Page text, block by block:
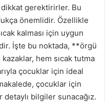
gerektirirler. Bu
önemlidir. Özellikle
kalması için uygun
İşte bu noktada, **örgü
hem sıcak tutma
çocuklar için ideal
çocuklar için
bilgiler sunacağız.